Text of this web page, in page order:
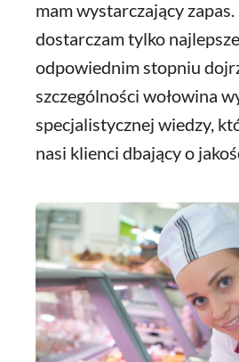
mam wystarczający
dostarczam tylko
odpowiednim stopniu
szczególności wołowina
specjalistycznej wiedzy,
nasi klienci dbający o